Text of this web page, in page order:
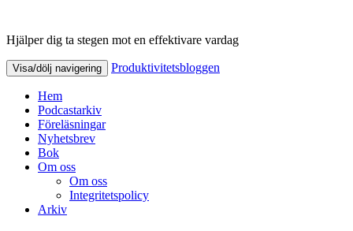
Produktivitetsbloggen
Hjälper dig ta stegen mot en effektivare vardag
Visa/dölj navigering Produktivitetsbloggen
Hem
Podcastarkiv
Föreläsningar
Nyhetsbrev
Bok
Om oss
Om oss
Integritetspolicy
Arkiv